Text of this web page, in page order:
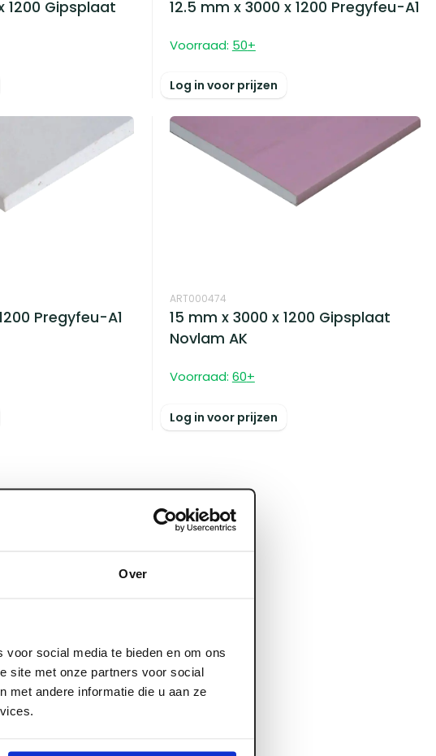
Over
social media te bieden en om ons
site met onze partners voor social
met andere informatie die u aan ze
1200 Gipsplaat
12.5 mm x 3000 x 1200 Pregyfeu-A1
Voorraad: 50+
Log in voor prijzen
Pregyfeu-A1
ART000474
15 mm x 3000 x 1200 Gipsplaat
Novlam AK
Voorraad: 60+
Log in voor prijzen